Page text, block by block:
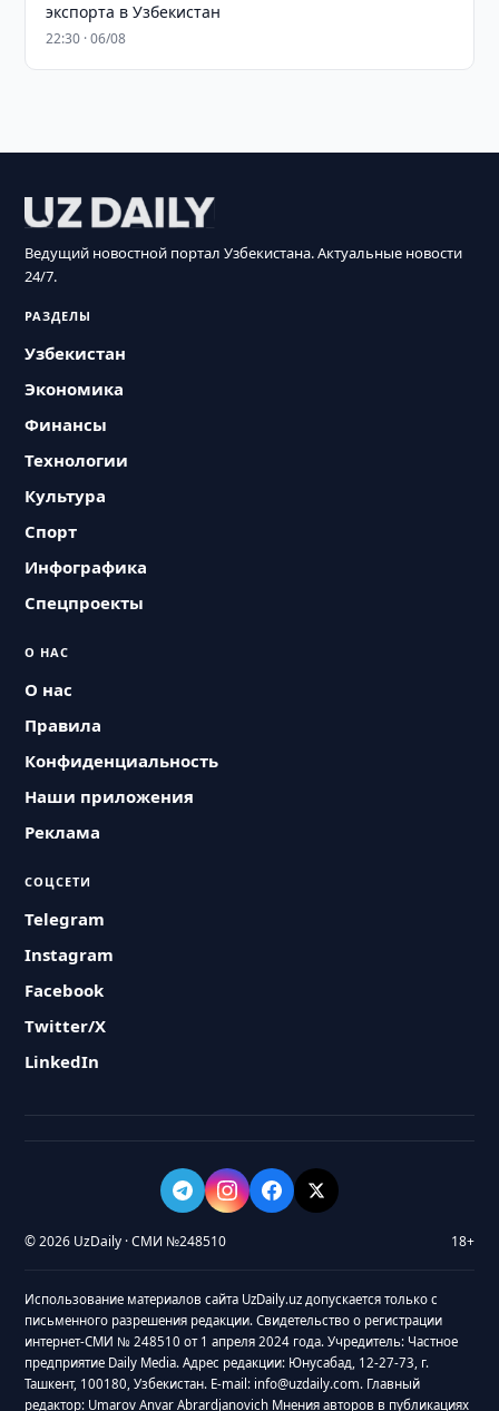
экспорта в Узбекистан
22:30 · 06/08
Ведущий новостной портал Узбекистана. Актуальные новости
24/7.
РАЗДЕЛЫ
Узбекистан
Экономика
Финансы
Технологии
Культура
Спорт
Инфографика
Спецпроекты
О НАС
О нас
Правила
Конфиденциальность
Наши приложения
Реклама
СОЦСЕТИ
Telegram
Instagram
Facebook
Twitter/X
LinkedIn
© 2026 UzDaily · СМИ №248510 18+
Использование материалов сайта UzDaily.uz допускается только с
письменного разрешения редакции. Свидетельство о регистрации
интернет-СМИ № 248510 от 1 апреля 2024 года. Учредитель: Частное
предприятие Daily Media. Адрес редакции: Юнусабад, 12-27-73, г.
Ташкент, 100180, Узбекистан. E-mail: info@uzdaily.com. Главный
редактор: Umarov Anvar Abrardjanovich Мнения авторов в публикациях